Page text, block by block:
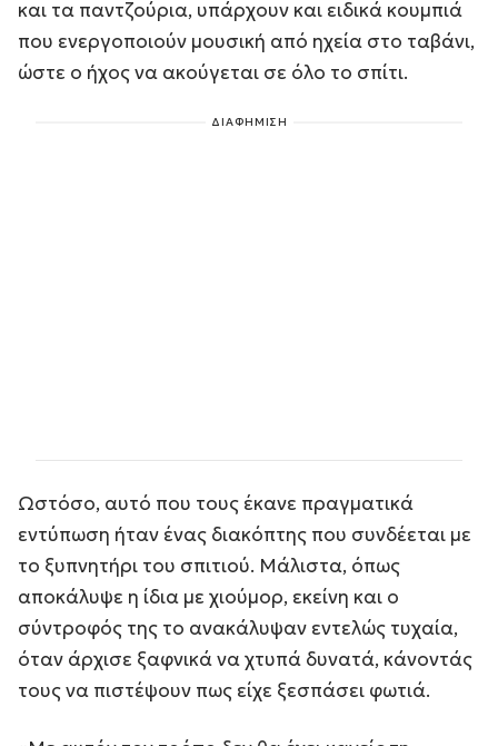
και τα παντζούρια, υπάρχουν και ειδικά κουμπιά
που ενεργοποιούν μουσική από ηχεία στο ταβάνι,
ώστε ο ήχος να ακούγεται σε όλο το σπίτι.
ΔΙΑΦΗΜΙΣΗ
Ωστόσο, αυτό που τους έκανε πραγματικά
εντύπωση ήταν ένας διακόπτης που συνδέεται με
το ξυπνητήρι του σπιτιού. Μάλιστα, όπως
αποκάλυψε η ίδια με χιούμορ, εκείνη και ο
σύντροφός της το ανακάλυψαν εντελώς τυχαία,
όταν άρχισε ξαφνικά να χτυπά δυνατά, κάνοντάς
τους να πιστέψουν πως είχε ξεσπάσει φωτιά.